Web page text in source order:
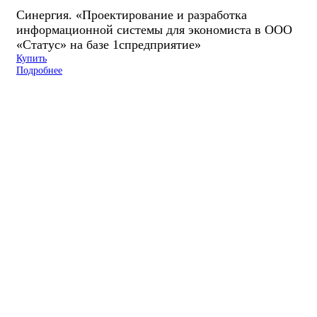
Синергия. «Проектирование и разработка
информационной системы для экономиста в ООО
«Статус» на базе 1спредприятие»
Купить
Подробнее